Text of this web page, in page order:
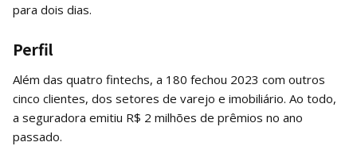
para dois dias.
Perfil
Além das quatro fintechs, a 180 fechou 2023 com outros
cinco clientes, dos setores de varejo e imobiliário. Ao todo,
a seguradora emitiu R$ 2 milhões de prêmios no ano
passado.